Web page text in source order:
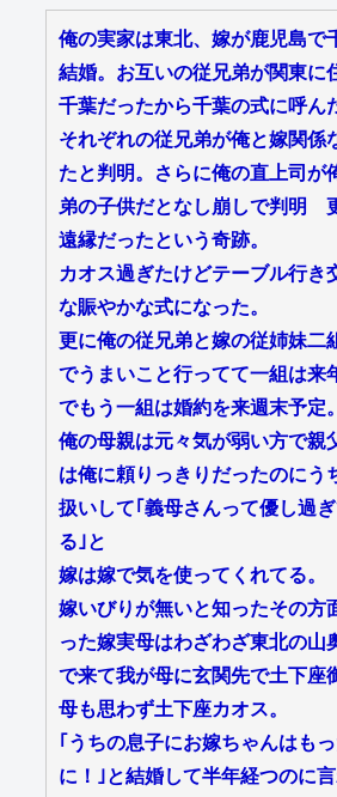
俺の実家は東北、嫁が鹿児島で
結婚。お互いの従兄弟が関東に
千葉だったから千葉の式に呼ん
それぞれの従兄弟が俺と嫁関係
たと判明。さらに俺の直上司が
弟の子供だとなし崩しで判明
遠縁だったという奇跡。
カオス過ぎたけどテーブル行き
な賑やかな式になった。
更に俺の従兄弟と嫁の従姉妹二
でうまいこと行ってて一組は来
でもう一組は婚約を来週末予定。
俺の母親は元々気が弱い方で親
は俺に頼りっきりだったのにう
扱いして｢義母さんって優し過
る｣と
嫁は嫁で気を使ってくれてる。
嫁いびりが無いと知ったその方
った嫁実母はわざわざ東北の山
で来て我が母に玄関先で土下座
母も思わず土下座カオス。
｢うちの息子にお嫁ちゃんはも
に！｣と結婚して半年経つのに